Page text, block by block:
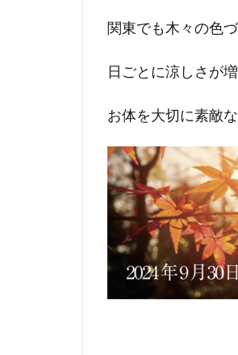
関東でも木々の色
日ごとに涼しさが
お体を大切に素敵